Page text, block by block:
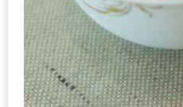
สุด
พิเศษ
โปร
โม
ชั่น